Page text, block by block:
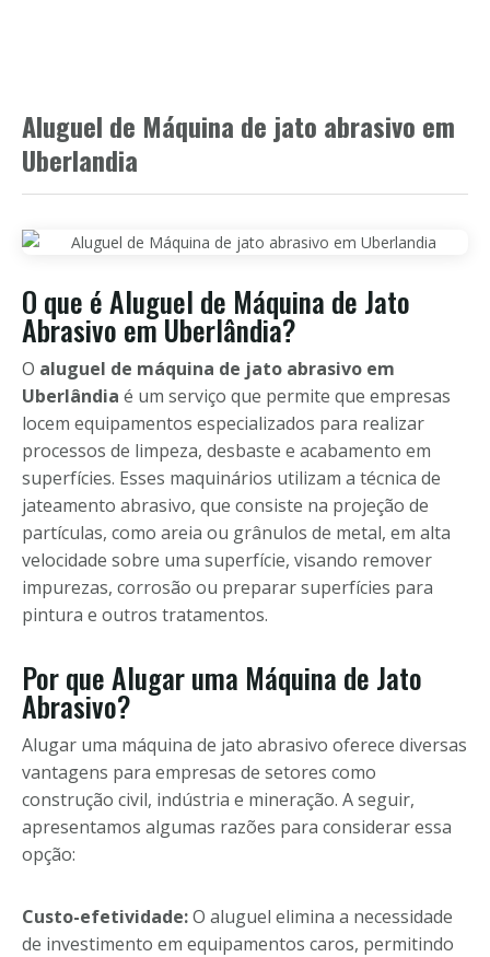
Aluguel de Máquina de jato abrasivo em
Uberlandia
O que é Aluguel de Máquina de Jato
Abrasivo em Uberlândia?
O aluguel de máquina de jato abrasivo em
Uberlândia é um serviço que permite que empresas
locem equipamentos especializados para realizar
processos de limpeza, desbaste e acabamento em
superfícies. Esses maquinários utilizam a técnica de
jateamento abrasivo, que consiste na projeção de
partículas, como areia ou grânulos de metal, em alta
velocidade sobre uma superfície, visando remover
impurezas, corrosão ou preparar superfícies para
pintura e outros tratamentos.
Por que Alugar uma Máquina de Jato
Abrasivo?
Alugar uma máquina de jato abrasivo oferece diversas
vantagens para empresas de setores como
construção civil, indústria e mineração. A seguir,
apresentamos algumas razões para considerar essa
opção:
Custo-efetividade:O aluguel elimina a necessidade
de investimento em equipamentos caros, permitindo